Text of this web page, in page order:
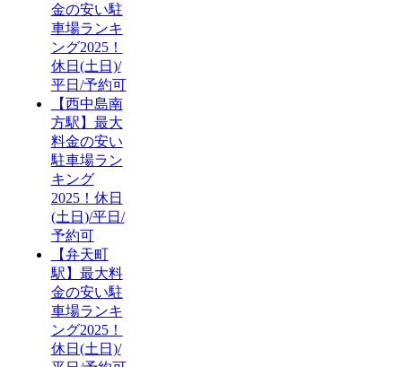
金の安い駐
車場ランキ
ング2025！
休日(土日)/
平日/予約可
【西中島南
方駅】最大
料金の安い
駐車場ラン
キング
2025！休日
(土日)/平日/
予約可
【弁天町
駅】最大料
金の安い駐
車場ランキ
ング2025！
休日(土日)/